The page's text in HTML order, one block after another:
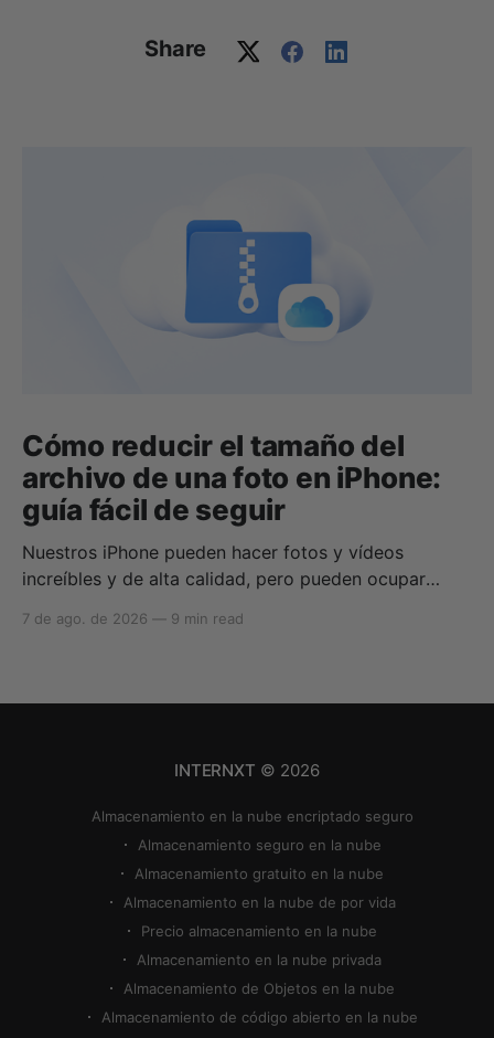
Share
Cómo reducir el tamaño del
archivo de una foto en iPhone:
guía fácil de seguir
Nuestros iPhone pueden hacer fotos y vídeos
increíbles y de alta calidad, pero pueden ocupar
cómo reducir el tamaño de las fotos en iPhone o
7 de ago. de 2026 — 9 min read
INTERNXT © 2026
Almacenamiento en la nube encriptado seguro
Almacenamiento seguro en la nube
Almacenamiento gratuito en la nube
Almacenamiento en la nube de por vida
Precio almacenamiento en la nube
Almacenamiento en la nube privada
Almacenamiento de Objetos en la nube
Almacenamiento de código abierto en la nube